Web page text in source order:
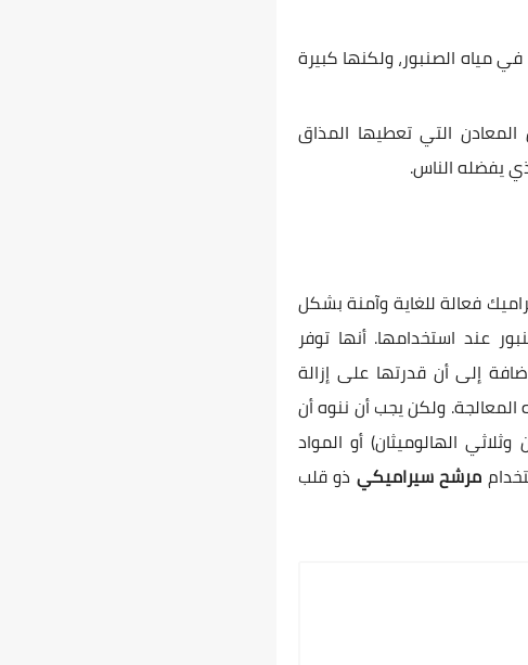
في مياه الصنبور، ولكنها كبيرة
التي تعطيها المذاق
يفضله الناس.
فعالة للغاية وآمنة بشكل
عند استخدامها. أنها توفر
إلى أن قدرتها على إزالة
ولكن يجب أن ننوه أن
وثلاثي الهالوميثان) أو المواد
مرشح سيراميكي ذو قلب